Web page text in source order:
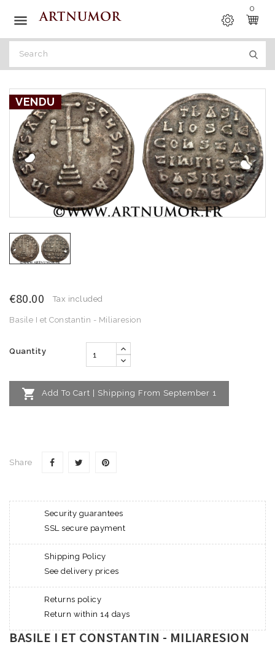

0
VENDU
€80.00 Tax included
Basile I et Constantin - Miliaresion
Quantity
 Add To Cart | Shipping From September 1
Share
Security guarantees
SSL secure payment
Shipping Policy
See delivery prices
Returns policy
Return within 14 days
BASILE I ET CONSTANTIN - MILIARESION